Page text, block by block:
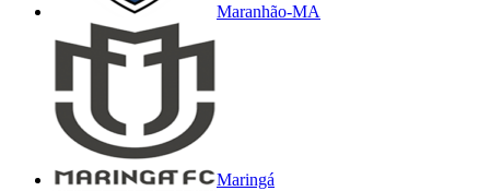
Maranhão-MA
Maringá